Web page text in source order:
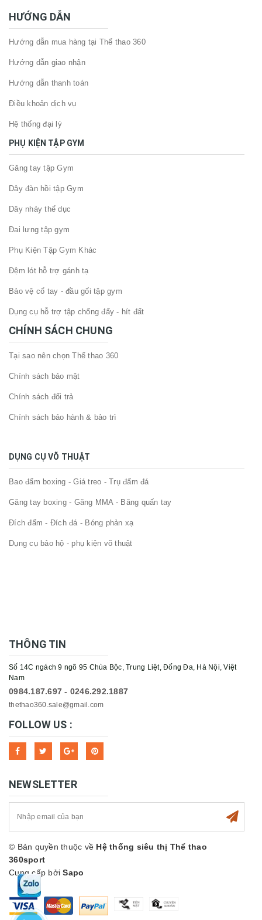
HƯỚNG DẪN
Hướng dẫn mua hàng tại Thể thao 360
Hướng dẫn giao nhận
Hướng dẫn thanh toán
Điều khoản dịch vụ
Hệ thống đại lý
PHỤ KIỆN TẬP GYM
Găng tay tập Gym
Dây đàn hồi tập Gym
Dây nhảy thể dục
Đai lưng tập gym
Phụ Kiện Tập Gym Khác
Đệm lót hỗ trợ gánh tạ
Bảo vệ cổ tay - đầu gối tập gym
Dụng cụ hỗ trợ tập chống đẩy - hít đất
CHÍNH SÁCH CHUNG
Tại sao nên chọn Thể thao 360
Chính sách bảo mật
Chính sách đổi trả
Chính sách bảo hành & bảo trì
DỤNG CỤ VÕ THUẬT
Bao đấm boxing - Giá treo - Trụ đấm đá
Găng tay boxing - Găng MMA - Băng quấn tay
Đích đấm - Đích đá - Bóng phản xạ
Dụng cụ bảo hộ - phụ kiện võ thuật
THÔNG TIN
Số 14C ngách 9 ngõ 95 Chùa Bộc, Trung Liệt, Đống Đa, Hà Nội, Việt
Nam
0984.187.697 - 0246.292.1887
thethao360.sale@gmail.com
FOLLOW US :
NEWSLETTER
© Bản quyền thuộc về Hệ thống siêu thị Thể thao
360sport
Cung cấp bởiSapo